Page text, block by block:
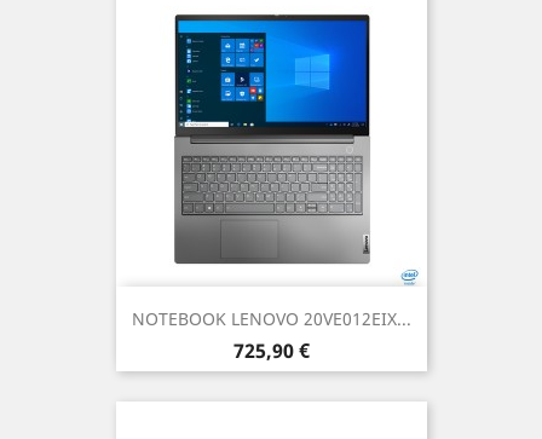
NOTEBOOK LENOVO 20VE012EIX...
Prezzo
725,90 €